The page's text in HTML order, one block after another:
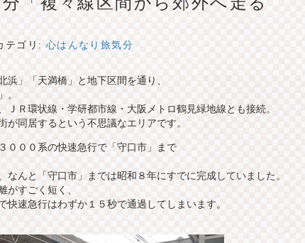
テゴリ:心はんなり旅気分
」「天満橋」と地下区間を通り、
ＪＲ環状線・学研都市線・大阪メトロ鶴見緑地線とも接続。
同居するという不思議なエリアです。
０００系の快速急行で「守口市」まで
なんと「守口市」までは昭和８年にすでに完成していました。
すごく短く、
速急行はわずか１５秒で通過してしまいます。